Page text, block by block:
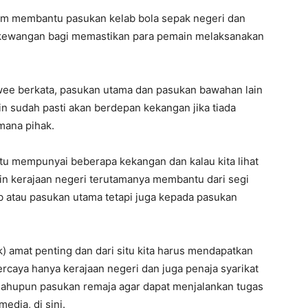
membantu pasukan kelab bola sepak negeri dan
bagi memastikan para pemain melaksanakan
berkata, pasukan utama dan pasukan bawahan lain
sudah pasti akan berdepan kekangan jika tiada
pihak.
mempunyai beberapa kekangan dan kalau kita lihat
kerajaan negeri terutamanya membantu dari segi
pasukan utama tetapi juga kepada pasukan
amat penting dan dari situ kita harus mendapatkan
hanya kerajaan negeri dan juga penaja syarikat
pasukan remaja agar dapat menjalankan tugas
di sini.